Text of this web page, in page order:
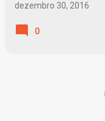
dezembro 30, 2016
0